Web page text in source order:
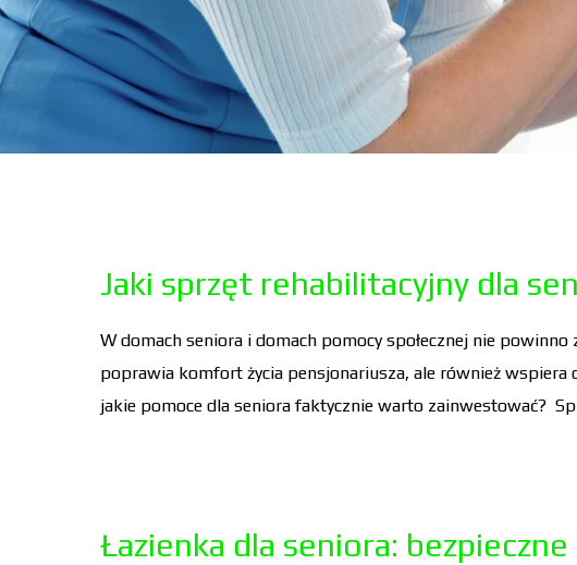
Jaki sprzęt rehabilitacyjny dla
W domach seniora i domach pomocy społecznej nie
poprawia komfort życia pensjonariusza, ale również
jakie pomoce dla seniora faktycznie warto zainwestować?
Łazienka dla seniora: